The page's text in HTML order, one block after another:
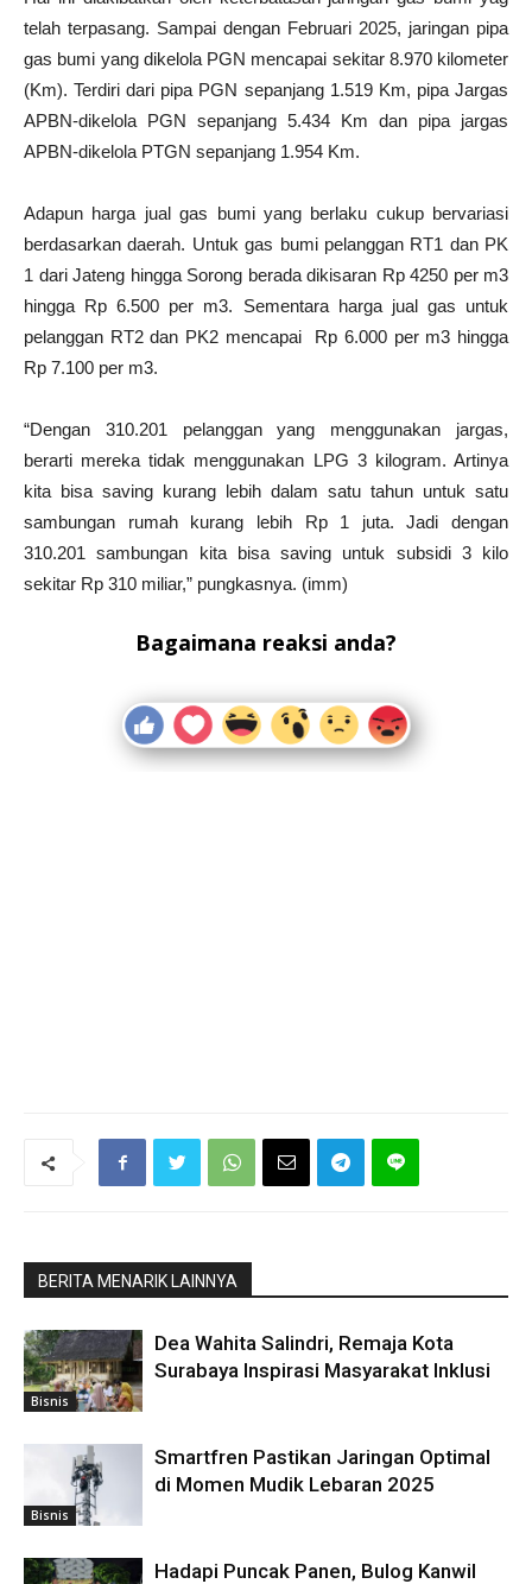
telah terpasang. Sampai dengan Februari 2025, jaringan pipa
gas bumi yang dikelola PGN mencapai sekitar 8.970 kilometer
(Km). Terdiri dari pipa PGN sepanjang 1.519 Km, pipa Jargas
APBN-dikelola PGN sepanjang 5.434 Km dan pipa jargas
APBN-dikelola PTGN sepanjang 1.954 Km.
Adapun harga jual gas bumi yang berlaku cukup bervariasi
berdasarkan daerah. Untuk gas bumi pelanggan RT1 dan PK
1 dari Jateng hingga Sorong berada dikisaran Rp 4250 per m3
hingga Rp 6.500 per m3. Sementara harga jual gas untuk
pelanggan RT2 dan PK2 mencapai Rp 6.000 per m3 hingga
Rp 7.100 per m3.
“Dengan 310.201 pelanggan yang menggunakan jargas,
berarti mereka tidak menggunakan LPG 3 kilogram. Artinya
kita bisa saving kurang lebih dalam satu tahun untuk satu
sambungan rumah kurang lebih Rp 1 juta. Jadi dengan
310.201 sambungan kita bisa saving untuk subsidi 3 kilo
sekitar Rp 310 miliar,” pungkasnya. (imm)
Bagaimana reaksi anda?
BERITA MENARIK LAINNYA
Bisnis
Dea Wahita Salindri, Remaja Kota
Surabaya Inspirasi Masyarakat Inklusi
Bisnis
Smartfren Pastikan Jaringan Optimal
di Momen Mudik Lebaran 2025
Hadapi Puncak Panen, Bulog Kanwil